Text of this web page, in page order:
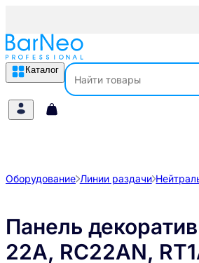
Каталог
Оборудование Линии раздачи
Панель
22A, RC22AN,